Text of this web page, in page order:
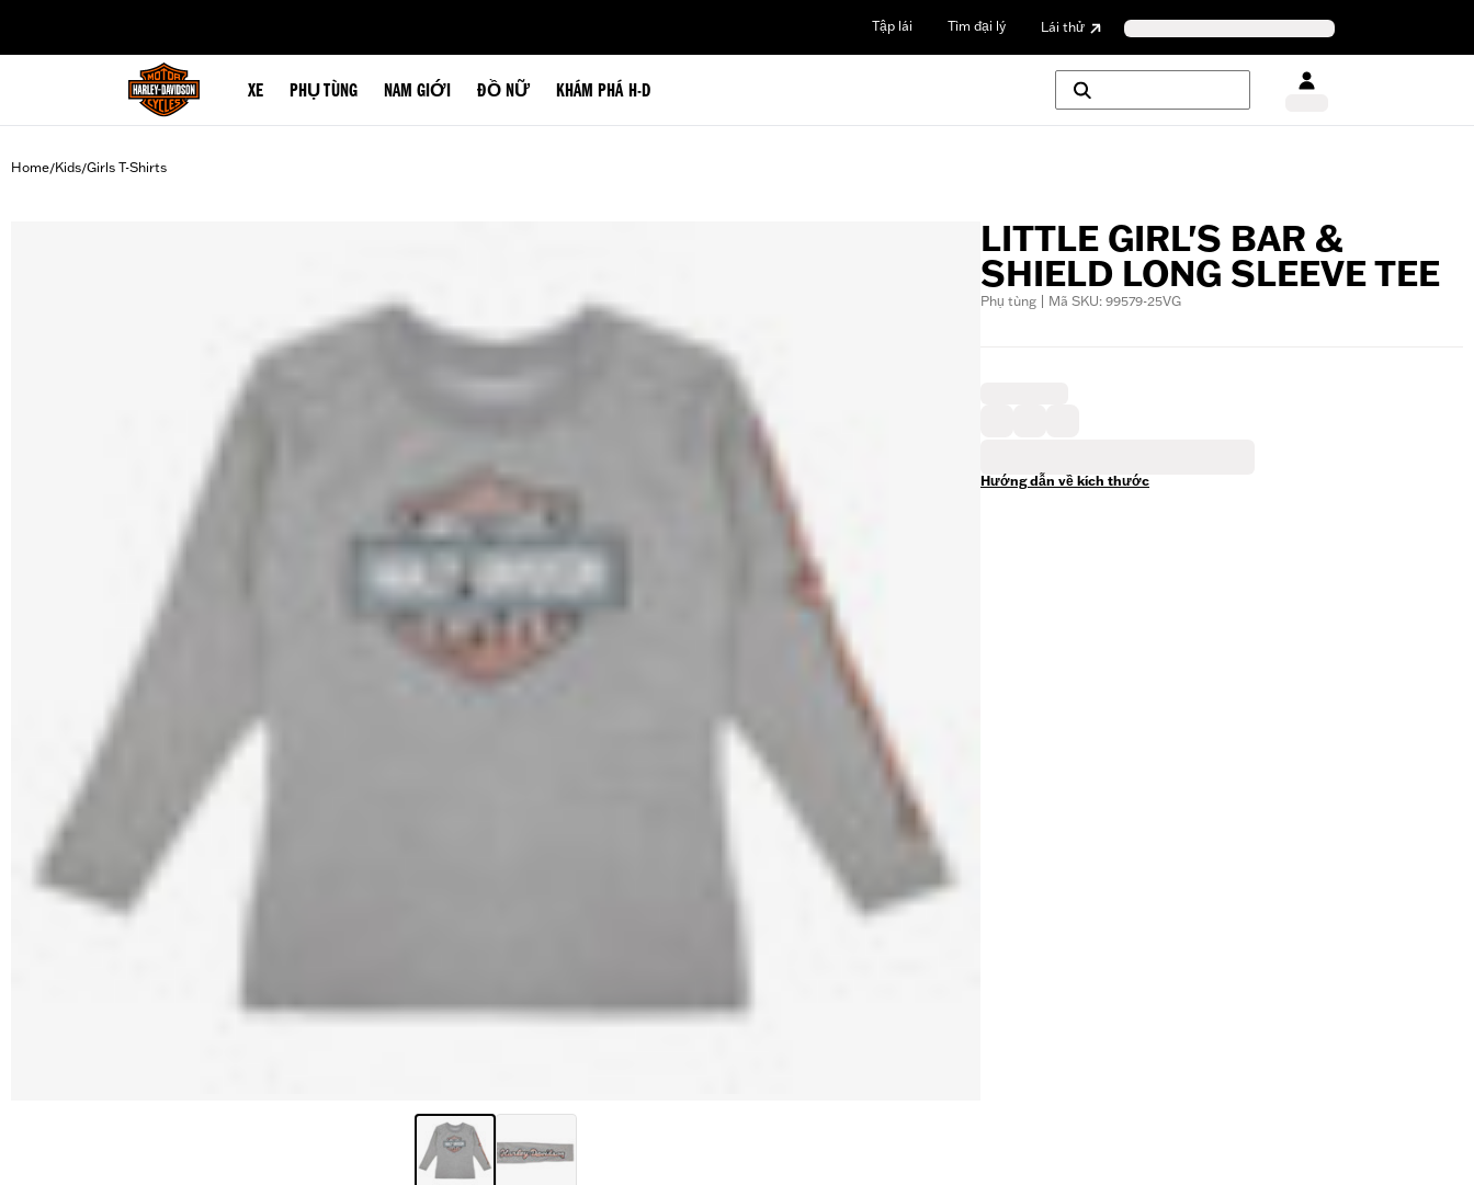
Tập lái Tìm đại lý Lái thử
XE PHỤ TÙNG NAM GIỚI ĐỒ NỮ KHÁM PHÁ H-D
Home/Kids/Girls T-Shirts
LITTLE GIRL'S BAR &
SHIELD LONG SLEEVE TEE
Phụ tùng | Mã SKU: 99579-25VG
Hướng dẫn về kích thước